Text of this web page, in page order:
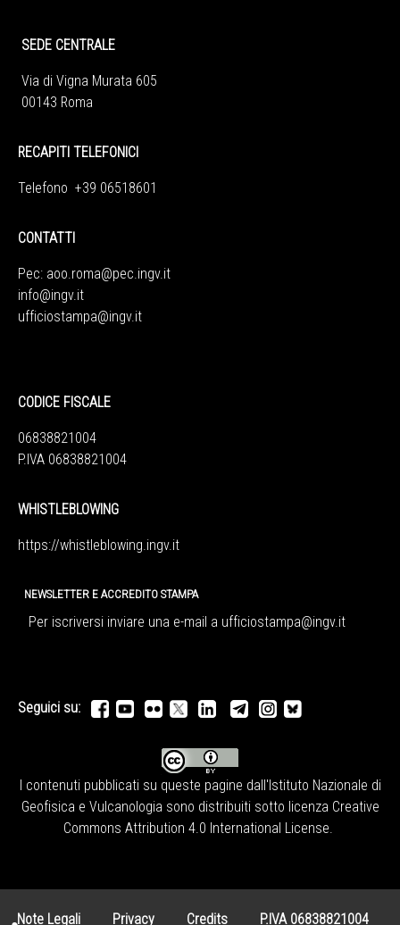
SEDE CENTRALE
Via di Vigna Murata 605
00143 Roma
RECAPITI TELEFONICI
Telefono +39 06518601
CONTATTI
Pec: aoo.roma@pec.ingv.it
info@ingv.it
ufficiostampa@ingv.it
CODICE FISCALE
06838821004
P.IVA 06838821004
WHISTLEBLOWING
https://whistleblowing.ingv.it
NEWSLETTER E ACCREDITO STAMPA
Per iscriversi inviare una e-mail a ufficiostampa@ingv.it
Seguici su:
I contenuti pubblicati su queste pagine dall' Istituto Nazionale di
Geofisica e Vulcanologia sono distribuiti sotto licenza Creative
Commons Attribution 4.0 International License.
Note Legali Privacy Credits P.IVA 06838821004